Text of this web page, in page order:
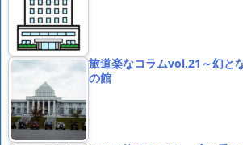
旅道楽なコラムvol.21～幻と
の館